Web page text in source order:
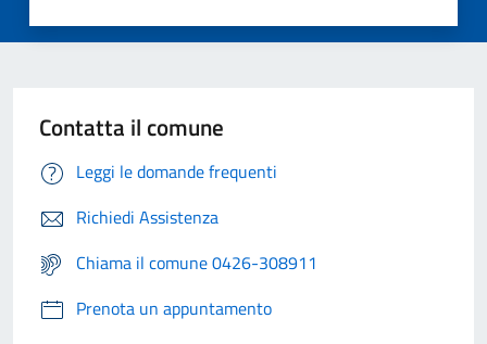
Contatta il comune
Leggi le domande frequenti
Richiedi Assistenza
Chiama il comune 0426-308911
Prenota un appuntamento